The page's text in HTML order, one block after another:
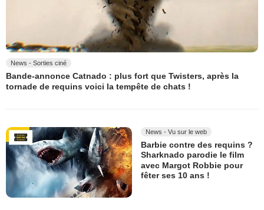
News - Sorties ciné
Bande-annonce Catnado : plus fort que Twisters, après la
tornade de requins voici la tempête de chats !
News - Vu sur le web
Barbie contre des requins ?
Sharknado parodie le film
avec Margot Robbie pour
fêter ses 10 ans !